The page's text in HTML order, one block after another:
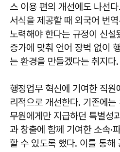
스 이용 편의 개선에도 나선
서식을 제공할 때 외국어 번
노력해야 한다는 규정이 신설
증가에 맞춰 언어 장벽 없이
는 환경을 만들겠다는 취지다.
행정업무 혁신에 기여한 직
리적으로 개선한다. 기존에
무원에게만 지급하던 특별성
과 창출에 함께 기여한 소속·
할 수 있도록 했다. 이를 통해